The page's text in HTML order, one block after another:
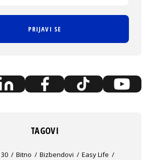
PRIJAVI SE
TAGOVI
Bitno Bizbendovi
Easy Life